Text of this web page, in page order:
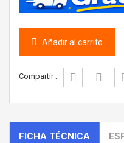
Añadir al carrito
Compartir :
FICHA TÉCNICA